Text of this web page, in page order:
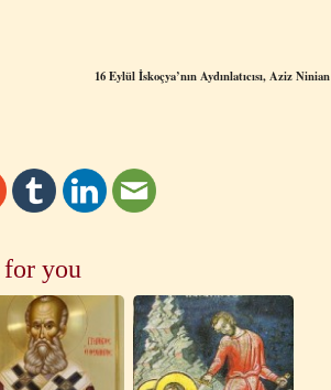
16 Eylül İskoçya’nın Aydınlatıcısı, Aziz Ninian
for you